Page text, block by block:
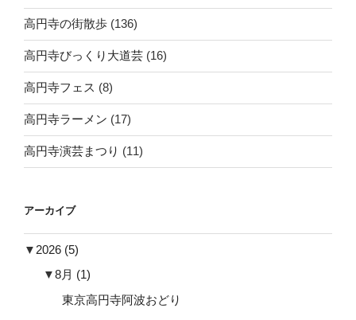
高円寺の街散歩 (136)
高円寺びっくり大道芸 (16)
高円寺フェス (8)
高円寺ラーメン (17)
高円寺演芸まつり (11)
アーカイブ
▼ 2026 (5)
▼8月 (1)
東京高円寺阿波おどり